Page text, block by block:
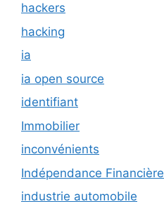
hackers
hacking
ia
ia open source
identifiant
Immobilier
inconvénients
Indépendance Financière
industrie automobile